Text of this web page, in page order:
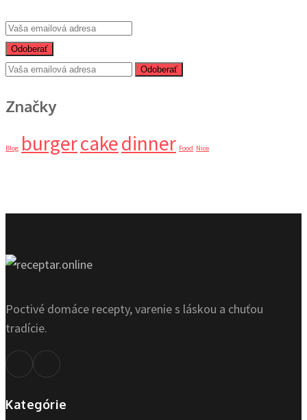
Odoberať
Odoberať
Značky
Blog burgercakedinner Food Nice
Poctivé domáce recepty, varenie s láskou a chuťou
tradície.
Kategórie